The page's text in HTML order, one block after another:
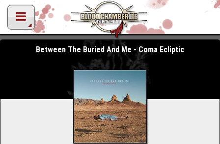
Between The Buried And Me - Coma Ecliptic